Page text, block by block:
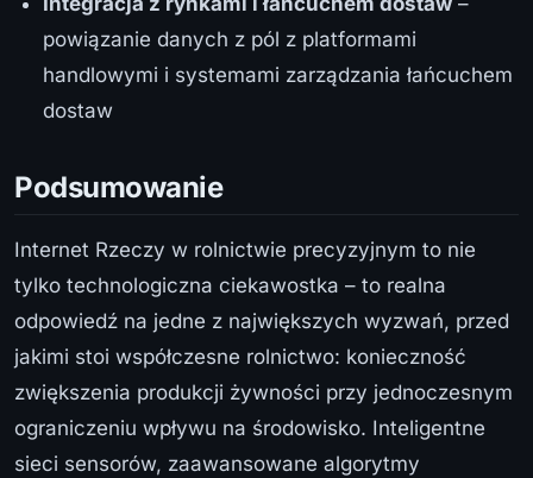
powiązanie danych z pól z platformami
handlowymi i systemami zarządzania łańcuchem
dostaw
Podsumowanie
Internet Rzeczy w rolnictwie precyzyjnym to nie
tylko technologiczna ciekawostka – to realna
odpowiedź na jedne z największych wyzwań, przed
jakimi stoi współczesne rolnictwo: konieczność
zwiększenia produkcji żywności przy jednoczesnym
ograniczeniu wpływu na środowisko. Inteligentne
sieci sensorów, zaawansowane algorytmy